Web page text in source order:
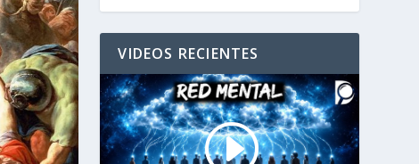
VIDEOS RECIENTES